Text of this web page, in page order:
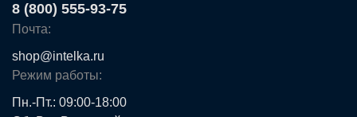
8 (800) 555-93-75
Почта:
shop@intelka.ru
Режим работы:
Пн.-Пт.: 09:00-18:00